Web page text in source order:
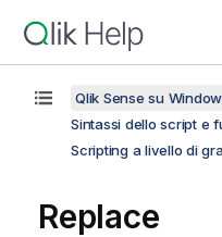
Qlik Sense su
Sintassi dello script e
Scripting a livello di
Replace